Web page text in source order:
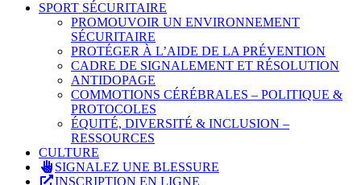
SPORT SÉCURITAIRE
PROMOUVOIR UN ENVIRONNEMENT
SÉCURITAIRE
PROTÉGER À L’AIDE DE LA PRÉVENTION
CADRE DE SIGNALEMENT ET RÉSOLUTION
ANTIDOPAGE
COMMOTIONS CÉRÉBRALES – POLITIQUE &
PROTOCOLES
ÉQUITÉ, DIVERSITÉ & INCLUSION –
RESSOURCES
CULTURE
SIGNALEZ UNE BLESSURE
INSCRIPTION EN LIGNE